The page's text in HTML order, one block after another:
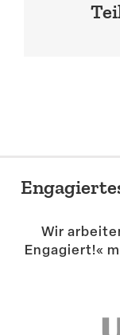
Wir
Engagiert!«